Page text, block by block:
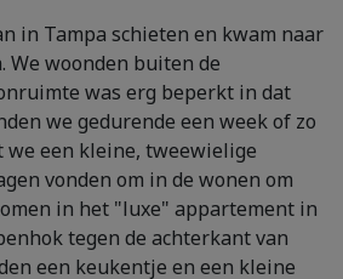
in Tampa schieten en kwam naar
We woonden buiten de
was erg beperkt in dat
we gedurende een week of zo
we een kleine, tweewielige
vonden om in de wonen om
in het "luxe" appartement in
tegen de achterkant van
een keukentje en een kleine